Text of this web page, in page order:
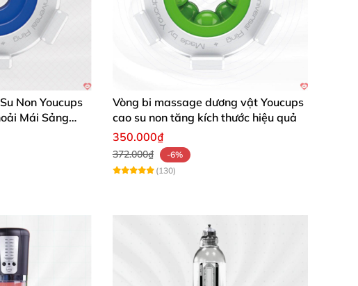
Non Youcups
Mái Sảng
Vòng bi massage dương vật Youcups
cao su non tăng kích thước hiệu quả
350.000₫
372.000₫
-6%
(130)